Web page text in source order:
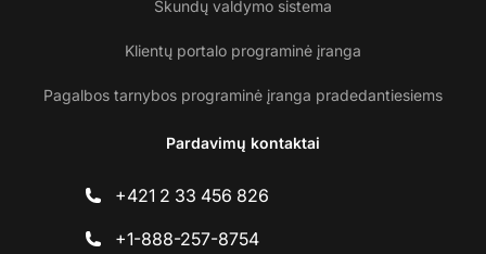
Skundų valdymo sistema
Klientų portalo programinė įranga
Pagalbos tarnybos programinė įranga pradedantiesiems
Pardavimų kontaktai
+421 2 33 456 826
+1-888-257-8754